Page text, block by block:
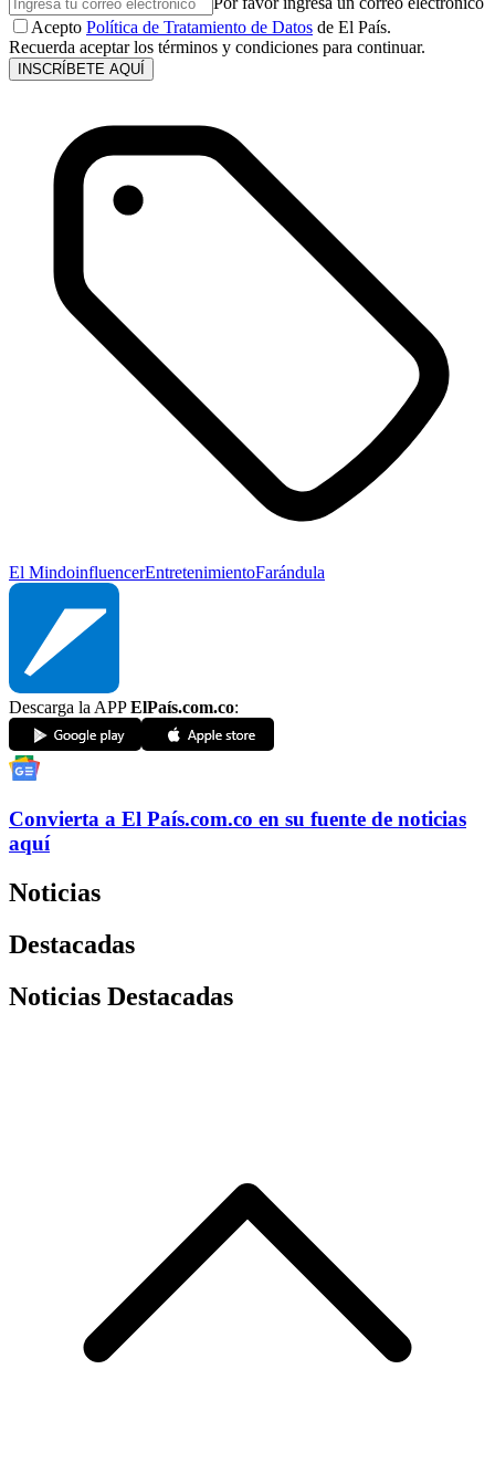
Acepto Política de Tratamiento de Datos de El País.
Recuerda aceptar los términos y condiciones para continuar.
INSCRÍBETE AQUÍ
El MindoinfluencerEntretenimientoFarándula
Descarga la APPElPaís.com.co:
Convierta a El País.com.co en su fuente de noticias
aquí
Noticias
Destacadas
Noticias Destacadas